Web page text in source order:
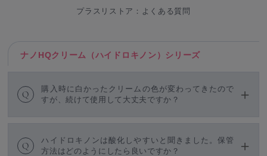
プラスリストア：よくある質問
ナノHQクリーム（ハイドロキノン）シリーズ
Q
購入時に白かったクリームの色が変わってきたので
すが、続けて使用して大丈夫ですか？
Q
ハイドロキノンは酸化しやすいと聞きました。保管
方法はどのようにしたら良いですか？